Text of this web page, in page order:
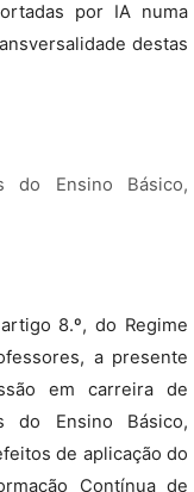
por IA numa
destas
do Ensino Básico,
8.º, do Regime
a presente
em carreira de
do Ensino Básico,
de aplicação do
Contínua de